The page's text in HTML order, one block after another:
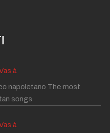
à
napoletano The most
songs
à